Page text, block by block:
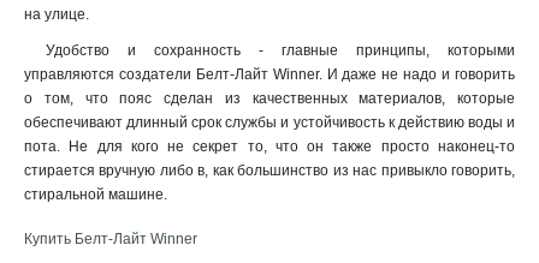
на улице.
Удобство и сохранность - главные принципы, которыми
управляются создатели Белт-Лайт Winner. И даже не надо и говорить
о том, что пояс сделан из качественных материалов, которые
обеспечивают длинный срок службы и устойчивость к действию воды и
пота. Не для кого не секрет то, что он также просто наконец-то
стирается вручную либо в, как большинство из нас привыкло говорить,
стиральной машине
Купить Белт-Лайт Winner